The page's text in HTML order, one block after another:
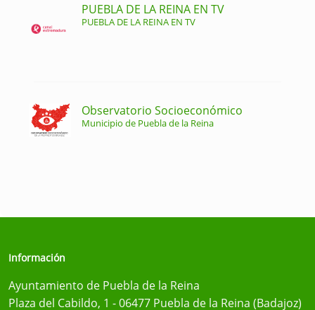
PUEBLA DE LA REINA EN TV
PUEBLA DE LA REINA EN TV
Observatorio Socioeconómico
Municipio de Puebla de la Reina
Información
Ayuntamiento de Puebla de la Reina
Plaza del Cabildo, 1 - 06477 Puebla de la Reina (Badajoz)